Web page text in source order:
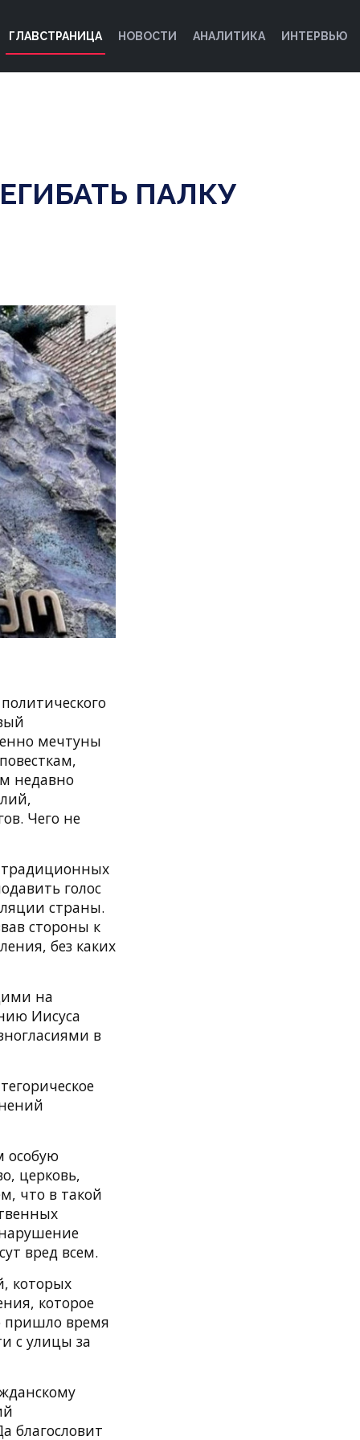
ГЛАВСТРАНИЦА НОВОСТИ АНАЛИТИКА ИНТЕРВЬЮ
ПАЛКУ
мечтуны
недавно
Чего не
традиционных
голос
страны.
стороны к
без каких
на
Иисуса
в
особую
церковь,
что в такой
вред всем.
которых
которое
пришло время
с улицы за
благословит